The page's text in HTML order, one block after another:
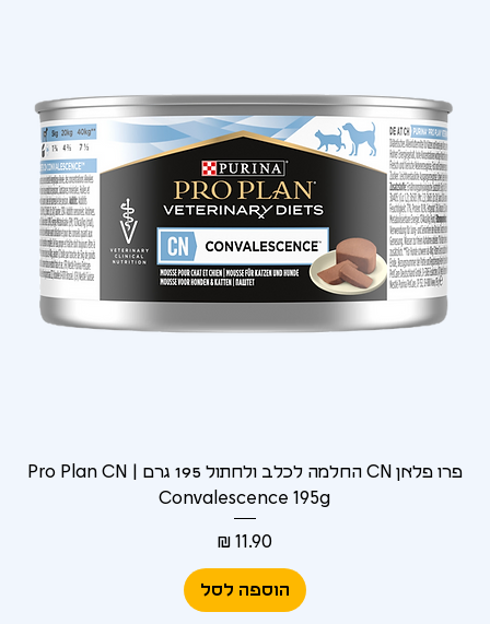
פרו פלאן CN החלמה לכלב ולחתול 195 גרם | Pro Plan CN
Convalescence 195g
מחיר‏11.90 ‏₪
הוספה לסל